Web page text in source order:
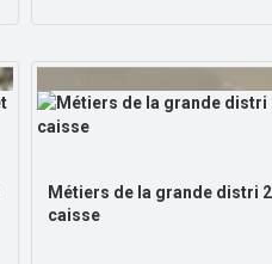
Métiers de la grande distri
caisse